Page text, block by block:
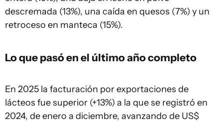
descremada (13%), una caída en quesos (7%) y un
retroceso en manteca (15%).
Lo que pasó en el último año completo
En 2025 la facturación por exportaciones de
lácteos fue superior (+13%) a la que se registró en
2024, de enero a diciembre, avanzando de US$